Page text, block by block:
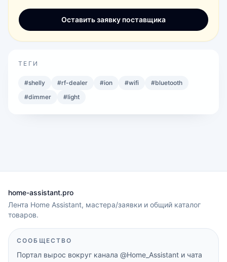
Оставить заявку поставщика
ТЕГИ
#shelly #rf-dealer #ion #wifi #bluetooth
#dimmer #light
home-assistant.pro
Лента Home Assistant, мастера/заявки и общий каталог
товаров.
СООБЩЕСТВО
Портал вырос вокруг канала @Home_Assistant и чата